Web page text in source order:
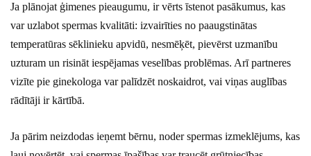
Ja plānojat ģimenes pieaugumu, ir vērts īstenot pasākumus, kas
var uzlabot spermas kvalitāti: izvairīties no paaugstinātas
temperatūras sēklinieku apvidū, nesmēķēt, pievērst uzmanību
uzturam un risināt iespējamas veselības problēmas. Arī partneres
vizīte pie ginekologa var palīdzēt noskaidrot, vai viņas auglības
rādītāji ir kārtībā.
Ja pārim neizdodas ieņemt bērnu, noder spermas izmeklējums, kas